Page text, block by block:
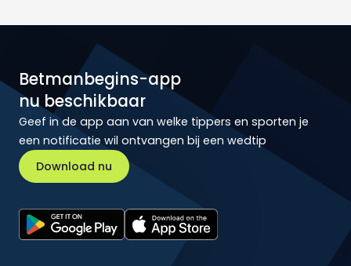
Betmanbegins-app
nu beschikbaar
Geef in de app aan van welke tippers en sporten je
een notificatie wil ontvangen bij een wedtip
Download nu